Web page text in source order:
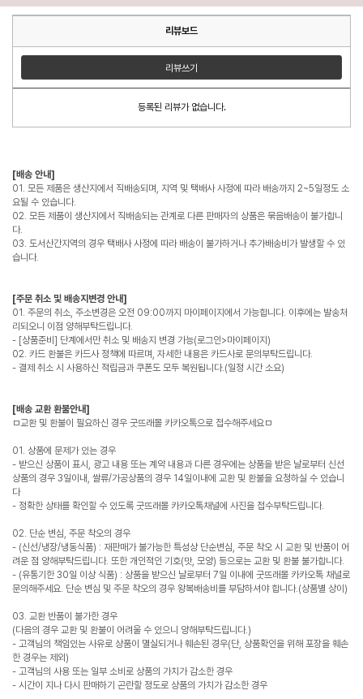
리뷰보드
리뷰쓰기
등록된 리뷰가 없습니다.
[배송 안내]
01. 모든 제품은 생산지에서 직배송되며, 지역 및 택배사 사정에 따라 배송까지 2~5일정도 소
요될 수 있습니다.
02. 모든 제품이 생산지에서 직배송되는 관계로 다른 판매자의 상품은 묶음배송이 불가합니
다.
03. 도서산간지역의 경우 택배사 사정에 따라 배송이 불가하거나 추가배송비가 발생할 수 있
습니다.
[주문 취소 및 배송지변경 안내]
01. 주문의 취소, 주소변경은 오전 09:00까지 마이페이지에서 가능합니다. 이후에는 발송처
리되오니 이점 양해부탁드립니다.
- [상품준비] 단계에서만 취소 및 배송지 변경 가능(로그인>마이페이지)
02. 카드 환불은 카드사 정책에 따르며, 자세한 내용은 카드사로 문의부탁드립니다.
- 결제 취소 시 사용하신 적립금과 쿠폰도 모두 복원됩니다.(일정 시간 소요)
[배송 교환 환불안내]
ㅁ교환 및 환불이 필요하신 경우 굿뜨래몰 카카오톡으로 접수해주세요ㅁ
01. 상품에 문제가 있는 경우
- 받으신 상품이 표시, 광고 내용 또는 계약 내용과 다른 경우에는 상품을 받은 날로부터 신선
상품의 경우 3일이내, 쌀류/가공상품의 경우 14일이내에 교환 및 환불을 요청하실 수 있습니
다
- 정확한 상태를 확인할 수 있도록 굿뜨래몰 카카오톡채널에 사진을 접수부탁드립니다.
02. 단순 변심, 주문 착오의 경우
- (신선/냉장/냉동식품) : 재판매가 불가능한 특성상 단순변심, 주문 착오 시 교환 및 반품이 어
려운 점 양해부탁드립니다. 또한 개인적인 기호(맛, 모양) 등으로는 교환 및 환불 불가합니다.
- (유통기한 30일 이상 식품) : 상품을 받으신 날로부터 7일 이내에 굿뜨래몰 카카오톡 채널로
문의해주세요. 단순 변심 및 주문 착오의 경우 왕복배송비를 부담하셔야 합니다.(상품별 상이)
03. 교환 반품이 불가한 경우
(다음의 경우 교환 및 환불이 어려울 수 있으니 양해부탁드립니다.)
- 고객님의 책임있는 사유로 상품이 멸실되거나 훼손된 경우(단, 상품확인을 위해 포장을 훼손
한 경우는 제외)
- 고객님의 사용 또는 일부 소비로 상품의 가치가 감소한 경우
- 시간이 지나 다시 판매하기 곤란할 정도로 상품의 가치가 감소한 경우